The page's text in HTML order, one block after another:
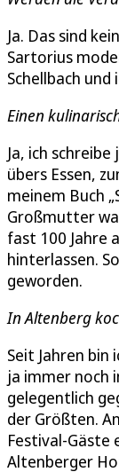
Ja. Das sind
Sartorius
Schellbach und
Einen
Ja, ich
übers Essen,
meinem Buch
Großmutter
fast 100 Jahre
hinterlassen.
geworden.
In Altenberg
Seit Jahren
ja immer noch
gelegentlich
der Größten.
Festival-Gäste
Altenberger